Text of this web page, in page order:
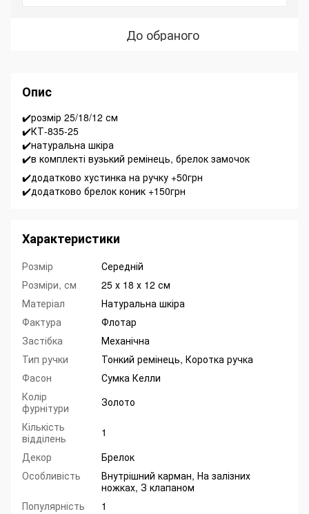
До обраного
Опис
✔️розмір 25/18/12 см
✔️КТ-835-25
✔️натуральна шкіра
✔️в комплекті вузький ремінець, брелок замочок
✔️додатково хустинка на ручку +50грн
✔️додатково брелок коник +150грн
Характеристики
Розмір
Середній
Розміри, см
25 х 18 х 12 см
Матеріал
Натуральна шкіра
Фактура
Флотар
Застібка
Механічна
Тип ручки
Тонкий ремінець, Коротка ручка
Фасон
Сумка Келли
Колір
фурнітури
Золото
Кількість
відділень
1
Декор
Брелок
Особливість
Внутрішний карман, На залізних
ножках, З клапаном
Популярність
1